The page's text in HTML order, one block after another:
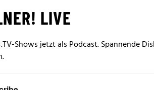
LIVE
Shows jetzt als Podcast. Spannende